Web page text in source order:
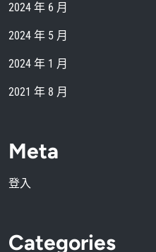
2024 年 6 月
2024 年 5 月
2024 年 1 月
2021 年 8 月
Meta
登入
Categories